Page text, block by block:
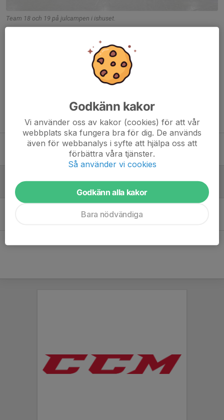
Team 18 och 19 på julcampen i ishuset.
Tidigare nyheter
Tränings söndag med både team 18 och 19
8 feb, 10:52 0
0
Godkänn kakor
Vi använder oss av kakor (cookies) för att vår
webbplats ska fungera bra för dig. De används
även för webbanalys i syfte att hjälpa oss att
förbättra våra tjänster.
Så använder vi cookies
Godkänn alla kakor
Bara nödvändiga